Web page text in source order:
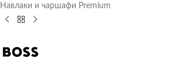
Навлаки и чаршафи Premium